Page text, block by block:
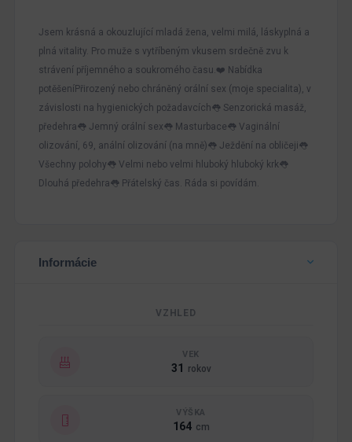
Jsem krásná a okouzlující mladá žena, velmi milá, láskyplná a
plná vitality. Pro muže s vytříbeným vkusem srdečně zvu k
strávení příjemného a soukromého času.❤️ Nabídka
potěšeníPřirozený nebo chráněný orální sex (moje specialita), v
závislosti na hygienických požadavcích👅 Senzorická masáž,
předehra👅 Jemný orální sex👅 Masturbace👅 Vaginální
olizování, 69, anální olizování (na mně)👅 Ježdění na obličeji👅
Všechny polohy👅 Velmi nebo velmi hluboký hluboký krk👅
Dlouhá předehra👅 Přátelský čas. Ráda si povídám.
Informácie
VZHLED
VEK
31 rokov
VÝŠKA
164 cm